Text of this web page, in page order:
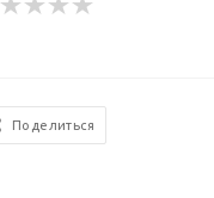
Поделиться